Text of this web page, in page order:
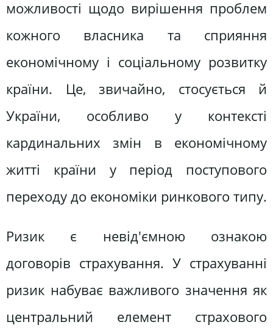
можливості щодо вирішення проблем
кожного власника та сприяння
економічному і соціальному розвитку
країни. Це, звичайно, стосується й
України, особливо у контексті
кардинальних змін в економічному
житті країни у період поступового
переходу до економіки ринкового типу.
Ризик є невід'ємною ознакою
договорів страхування. У страхуванні
ризик набуває важливого значення як
центральний елемент страхового